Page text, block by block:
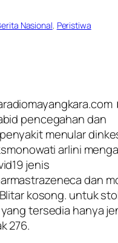
Nasional, Peristiwa
pencegahan dan
menular
arlini
jenis
dan
kosong. untuk
tersedia hanya
276.